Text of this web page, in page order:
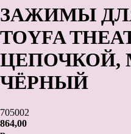
ЗАЖИМЫ
TOYFA
ЦЕПОЧКОЙ,
ЧЁРНЫЙ
705002
864,00